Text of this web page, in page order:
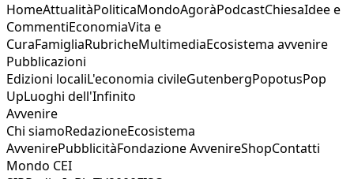
HomeAttualitàPoliticaMondoAgoràPodcastChiesaIdee e
CommentiEconomiaVita e
CuraFamigliaRubricheMultimediaEcosistema avvenire
Pubblicazioni
Edizioni localiL'economia civileGutenbergPopotusPop
UpLuoghi dell'Infinito
Avvenire
Chi siamoRedazioneEcosistema
AvvenirePubblicitàFondazione AvvenireShopContatti
Mondo CEI